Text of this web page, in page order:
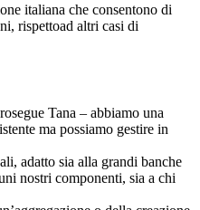
italiana che consentono di
rispettoad altri casi di
Tana – abbiamo una
ma possiamo gestire in
adatto sia alla grandi banche
nostri componenti, sia a chi